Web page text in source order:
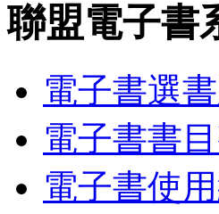
聯盟電子書
電子書選
電子書書
電子書使